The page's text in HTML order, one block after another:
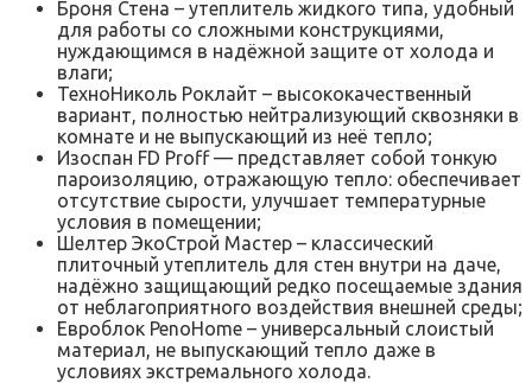
Броня Стена – утеплитель жидкого типа, удобный
для работы со сложными конструкциями,
нуждающимся в надёжной защите от холода и
влаги;
ТехноНиколь Роклайт – высококачественный
вариант, полностью нейтрализующий сквозняки в
комнате и не выпускающий из неё тепло;
Изоспан FD Proff — представляет собой тонкую
пароизоляцию, отражающую тепло: обеспечивает
отсутствие сырости, улучшает температурные
условия в помещении;
Шелтер ЭкоСтрой Мастер – классический
плиточный утеплитель для стен внутри на даче,
надёжно защищающий редко посещаемые здания
от неблагоприятного воздействия внешней среды;
Евроблок PenoHome – универсальный слоистый
материал, не выпускающий тепло даже в
условиях экстремального холода.